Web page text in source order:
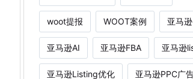
woot提报 WOOT案例 亚马逊
亚马逊AI 亚马逊FBA 亚马逊
亚马逊Listing优化 亚马逊PPC广